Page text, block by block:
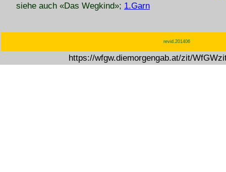
siehe auch «Das Wegkind»; 1.Garn
revid.201406
https://wfgw.diemorgengab.at/zit/